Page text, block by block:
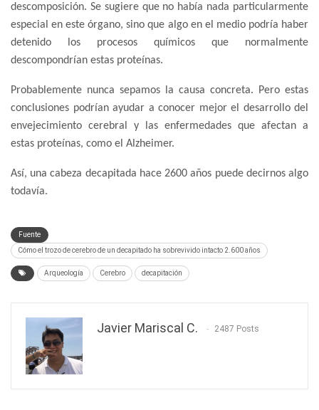
descomposición. Se sugiere que no había nada particularmente
especial en este órgano, sino que algo en el medio podría haber
detenido los procesos químicos que normalmente
descompondrían estas proteínas.
Probablemente nunca sepamos la causa concreta. Pero estas
conclusiones podrían ayudar a conocer mejor el desarrollo del
envejecimiento cerebral y las enfermedades que afectan a
estas proteínas, como el Alzheimer.
Así, una cabeza decapitada hace 2600 años puede decirnos algo
todavía.
Fuente
Cómo el trozo de cerebro de un decapitado ha sobrevivido intacto 2.600 años
Arqueología Cerebro decapitación
Javier Mariscal C. 2487 Posts